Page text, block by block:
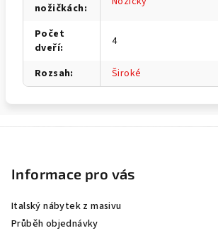
nožičkách:
Počet
dveří: 4
Rozsah: Široké
Informace pro vás
Italský nábytek z masivu
Průběh objednávky